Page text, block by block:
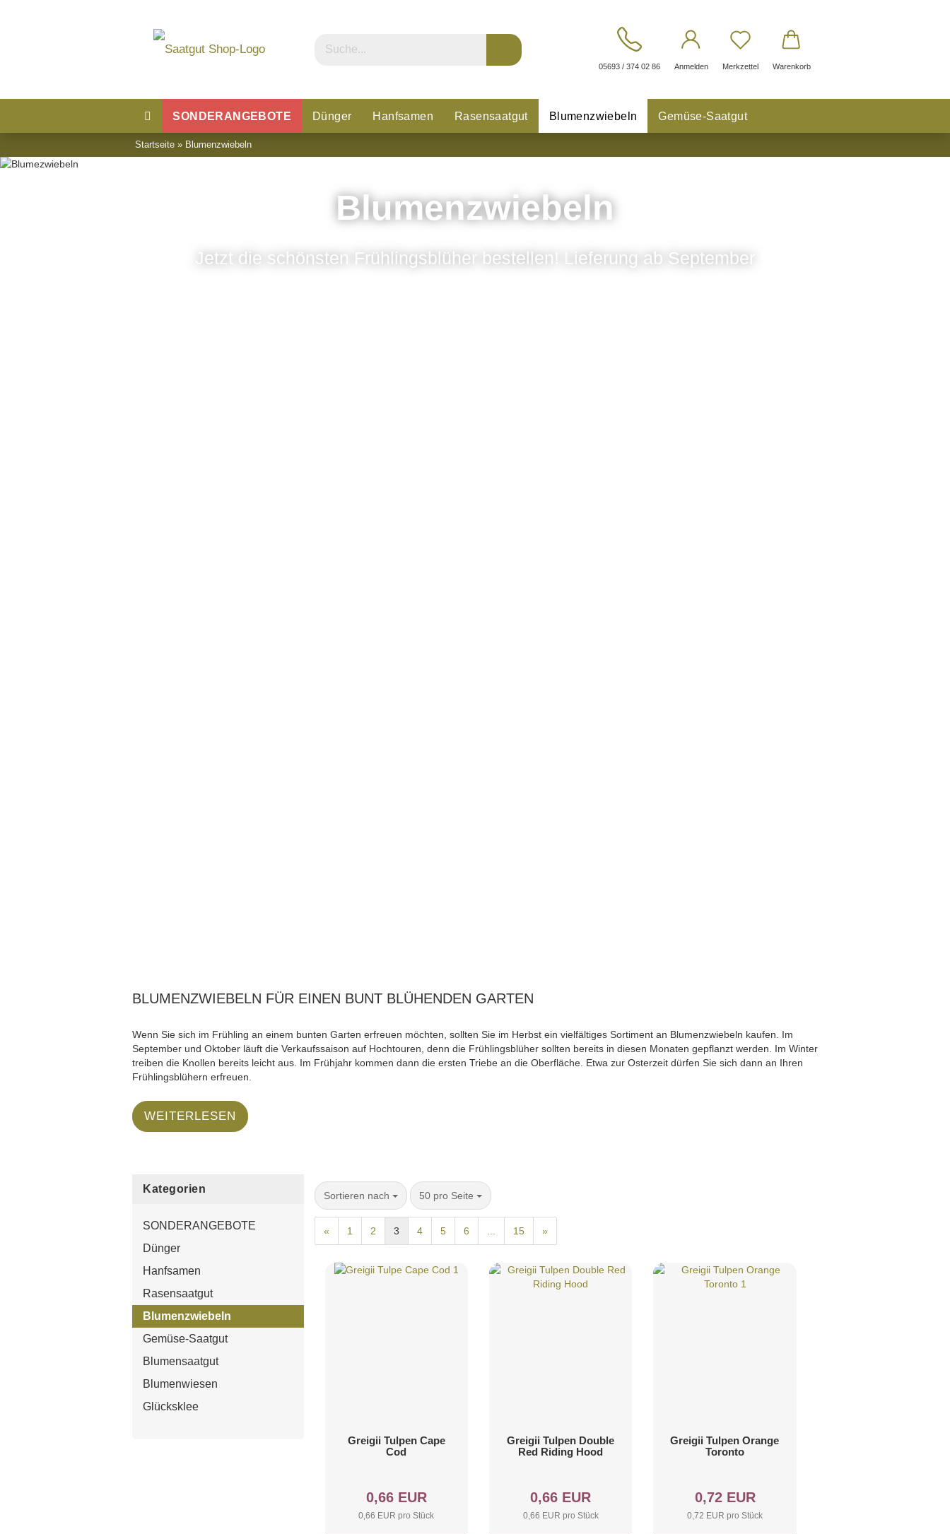
05693 / 374 02 86 Anmelden Merkzettel Warenkorb
SONDERANGEBOTE Dünger Hanfsamen Rasensaatgut Blumenzwiebeln Gemüse-Saatgut
Blumensaatgut Blumenwiesen
Startseite » Blumenzwiebeln
Blumenzwiebeln
Jetzt die schönsten Frühlingsblüher bestellen! Lieferung ab September
BLUMENZWIEBELN FÜR EINEN BUNT BLÜHENDEN GARTEN
Wenn Sie sich im Frühling an einem bunten Garten erfreuen möchten, sollten Sie im Herbst ein vielfältiges Sortiment an Blumenzwiebeln kaufen. Im
September und Oktober läuft die Verkaufssaison auf Hochtouren, denn die Frühlingsblüher sollten bereits in diesen Monaten gepflanzt werden. Im Winter
treiben die Knollen bereits leicht aus. Im Frühjahr kommen dann die ersten Triebe an die Oberfläche. Etwa zur Osterzeit dürfen Sie sich dann an Ihren
Frühlingsblühern erfreuen.
WEITERLESEN
Kategorien
SONDERANGEBOTE
Dünger
Hanfsamen
Rasensaatgut
Blumenzwiebeln
Gemüse-Saatgut
Blumensaatgut
Blumenwiesen
Glücksklee
Sortieren nach 50 pro Seite
« 1 2 3 4 5 6 15 »
Greigii Tulpen Cape
Cod
0,66 EUR
0,66 EUR pro Stück
Greigii Tulpen Double
Red Riding Hood
0,66 EUR
0,66 EUR pro Stück
Greigii Tulpen Orange
Toronto
0,72 EUR
0,72 EUR pro Stück